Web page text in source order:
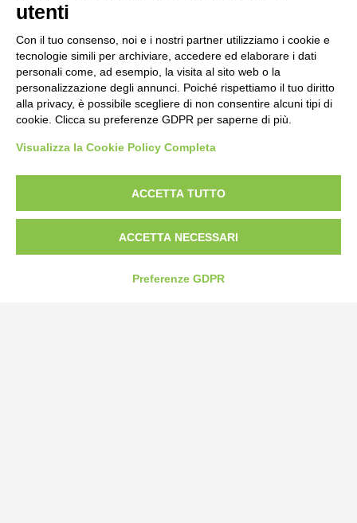
Bogliano Srl
Strada Statale 231 Alba-Bra
Fax: 0172-487399
info@bogliano.it
utenti
Con il tuo consenso, noi e i nostri partner utilizziamo i cookie e
tecnologie simili per archiviare, accedere ed elaborare i dati
personali come, ad esempio, la visita al sito web o la
personalizzazione degli annunci. Poiché rispettiamo il tuo diritto
alla privacy, è possibile scegliere di non consentire alcuni tipi di
cookie. Clicca su preferenze GDPR per saperne di più.
Visualizza la Cookie Policy Completa
ACCETTA TUTTO
ACCETTA NECESSARI
Preferenze GDPR